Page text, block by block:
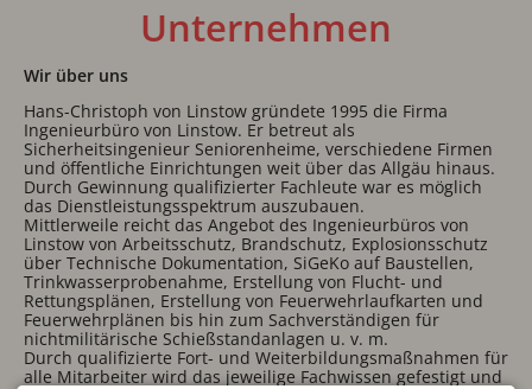
Leistungen
Unternehmen
Bildergalerie
Kontakt
+49 (0) 8322 94073-0
Unternehmen
Wir über uns
Hans-Christoph von Linstow gründete 1995 die Firma
Ingenieurbüro von Linstow. Er betreut als
Sicherheitsingenieur Seniorenheime, verschiedene Firmen
und öffentliche Einrichtungen weit über das Allgäu hinaus.
Durch Gewinnung qualifizierter Fachleute war es möglich
das Dienstleistungsspektrum auszubauen.
Mittlerweile reicht das Angebot des Ingenieurbüros von
Linstow von Arbeitsschutz, Brandschutz, Explosionsschutz
über Technische Dokumentation, SiGeKo auf Baustellen,
Trinkwasserprobenahme, Erstellung von Flucht- und
Rettungsplänen, Erstellung von Feuerwehrlaufkarten und
Feuerwehrplänen bis hin zum Sachverständigen für
nichtmilitärische Schießstandanlagen u. v. m.
Durch qualifizierte Fort- und Weiterbildungsmaßnahmen für
alle Mitarbeiter wird das jeweilige Fachwissen gefestigt und